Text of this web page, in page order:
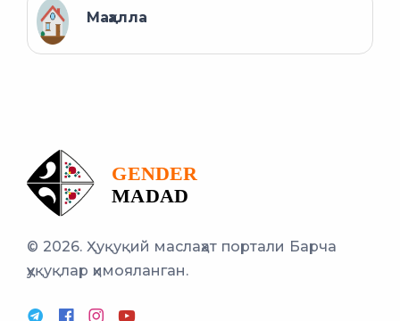
Маҳалла
© 2026. Ҳуқуқий маслаҳат портали Барча
ҳуқуқлар ҳимояланган.